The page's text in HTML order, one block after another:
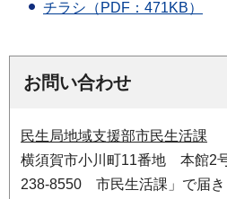
チラシ（PDF：471KB）
お問い合わせ
民生局地域支援部市民生活課
横須賀市小川町11番地 本館2
238-8550 市民生活課」で届き